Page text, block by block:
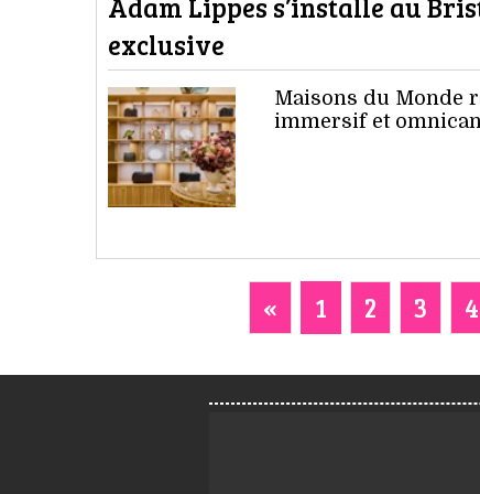
exclusive
Maisons du Monde
immersif et
« 1 2 3 4